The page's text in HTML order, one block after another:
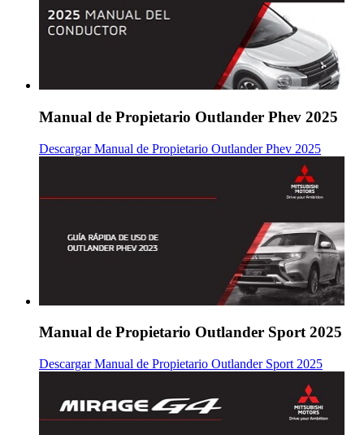
Manual de Propietario Outlander Phev 2025
Descargar Manual de Propietario Outlander Phev 2025
Manual de Propietario Outlander Sport 2025
Descargar Manual de Propietario Outlander Sport 2025